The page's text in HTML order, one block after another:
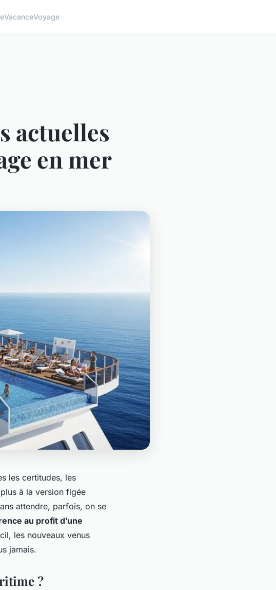
VacanceVoyage
actuelles
en mer
les certitudes, les
à la version figée
attendre, parfois, on se
au profit d’une
les nouveaux venus
jamais.
?